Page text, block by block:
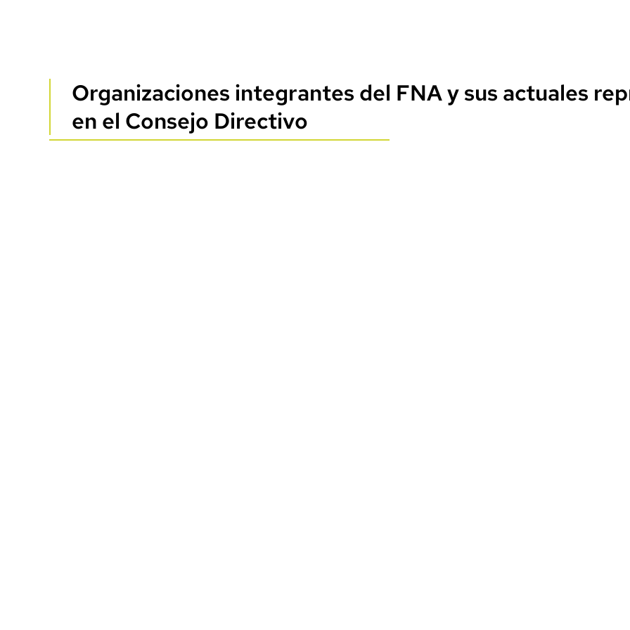
Organizaciones integrantes del FNA y sus actuales
en el Consejo Directivo